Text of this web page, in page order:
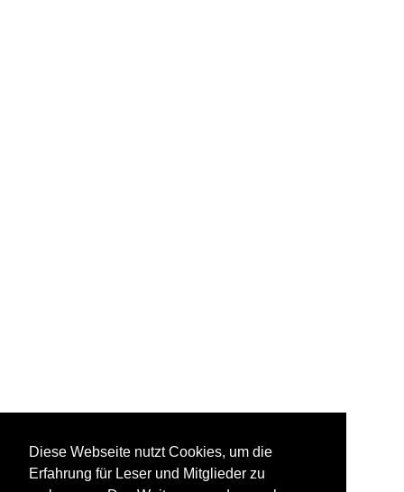
Diese Webseite nutzt Cookies, um die
Erfahrung für Leser und Mitglieder zu